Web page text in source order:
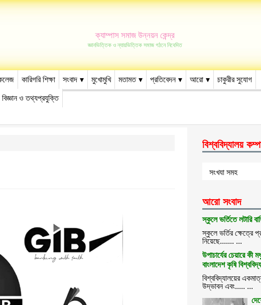
ক্যাম্পাস সমাজ উন্নয়ন কেন্দ্র
জ্ঞানভিত্তিক ও ন্যায়ভিত্তিক সমাজ গঠনে নিবেদিত
কারিগরি শিক্ষা সংবাদ মুখোমুখি মতামত প্রতিবেদন আরো চাকুরীর সুযোগ
বিজ্ঞান ও তথ্যপ্রযুক্তি
বিশ্ববিদ্যালয়
আরো সংবাদ
স্কুলে ভর্তিতে লটারি
স্কুলে ভর্তির ক্ষেত্রে
নিয়েছে....... ...
উপাচার্যের চেয়ারে
বাংলাদেশ কৃষি
বিশ্ববিদ্যালয়ের
উদ্ভাবন এবং..... ...